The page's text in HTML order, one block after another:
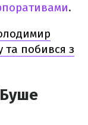
.
та побився з